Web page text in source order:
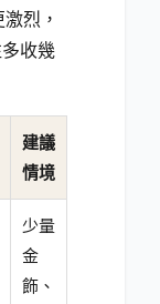
烈，
收幾
建議
情境
少量
金
飾、